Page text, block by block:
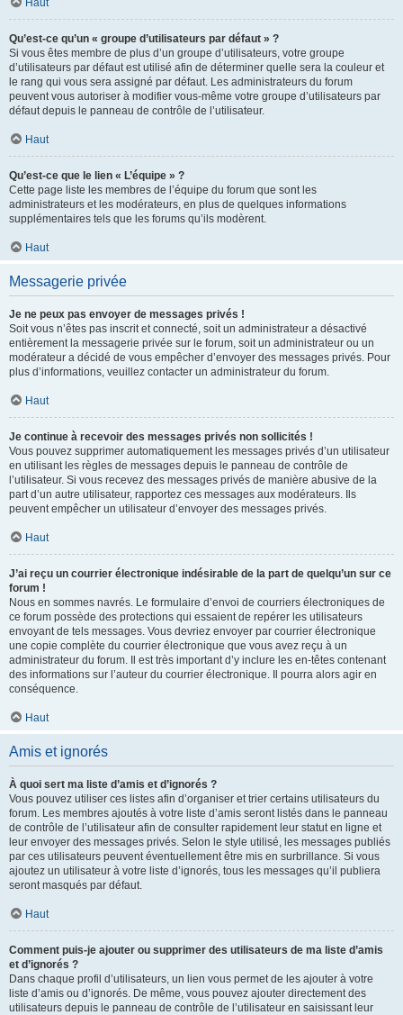
Haut
Qu’est-ce qu’un « groupe d’utilisateurs par défaut » ?
Si vous êtes membre de plus d’un groupe d’utilisateurs, votre groupe
d’utilisateurs par défaut est utilisé afin de déterminer quelle sera la couleur et
le rang qui vous sera assigné par défaut. Les administrateurs du forum
peuvent vous autoriser à modifier vous-même votre groupe d’utilisateurs par
défaut depuis le panneau de contrôle de l’utilisateur.
Haut
Qu’est-ce que le lien « L’équipe » ?
Cette page liste les membres de l’équipe du forum que sont les
administrateurs et les modérateurs, en plus de quelques informations
supplémentaires tels que les forums qu’ils modèrent.
Haut
Messagerie privée
Je ne peux pas envoyer de messages privés !
Soit vous n’êtes pas inscrit et connecté, soit un administrateur a désactivé
entièrement la messagerie privée sur le forum, soit un administrateur ou un
modérateur a décidé de vous empêcher d’envoyer des messages privés. Pour
plus d’informations, veuillez contacter un administrateur du forum.
Haut
Je continue à recevoir des messages privés non sollicités !
Vous pouvez supprimer automatiquement les messages privés d’un utilisateur
en utilisant les règles de messages depuis le panneau de contrôle de
l’utilisateur. Si vous recevez des messages privés de manière abusive de la
part d’un autre utilisateur, rapportez ces messages aux modérateurs. Ils
peuvent empêcher un utilisateur d’envoyer des messages privés.
Haut
J’ai reçu un courrier électronique indésirable de la part de quelqu’un sur ce
forum !
Nous en sommes navrés. Le formulaire d’envoi de courriers électroniques de
ce forum possède des protections qui essaient de repérer les utilisateurs
envoyant de tels messages. Vous devriez envoyer par courrier électronique
une copie complète du courrier électronique que vous avez reçu à un
administrateur du forum. Il est très important d’y inclure les en-têtes contenant
des informations sur l’auteur du courrier électronique. Il pourra alors agir en
conséquence.
Haut
Amis et ignorés
À quoi sert ma liste d’amis et d’ignorés ?
Vous pouvez utiliser ces listes afin d’organiser et trier certains utilisateurs du
forum. Les membres ajoutés à votre liste d’amis seront listés dans le panneau
de contrôle de l’utilisateur afin de consulter rapidement leur statut en ligne et
leur envoyer des messages privés. Selon le style utilisé, les messages publiés
par ces utilisateurs peuvent éventuellement être mis en surbrillance. Si vous
ajoutez un utilisateur à votre liste d’ignorés, tous les messages qu’il publiera
seront masqués par défaut.
Haut
Comment puis-je ajouter ou supprimer des utilisateurs de ma liste d’amis
et d’ignorés ?
Dans chaque profil d’utilisateurs, un lien vous permet de les ajouter à votre
liste d’amis ou d’ignorés. De même, vous pouvez ajouter directement des
utilisateurs depuis le panneau de contrôle de l’utilisateur en saisissant leur